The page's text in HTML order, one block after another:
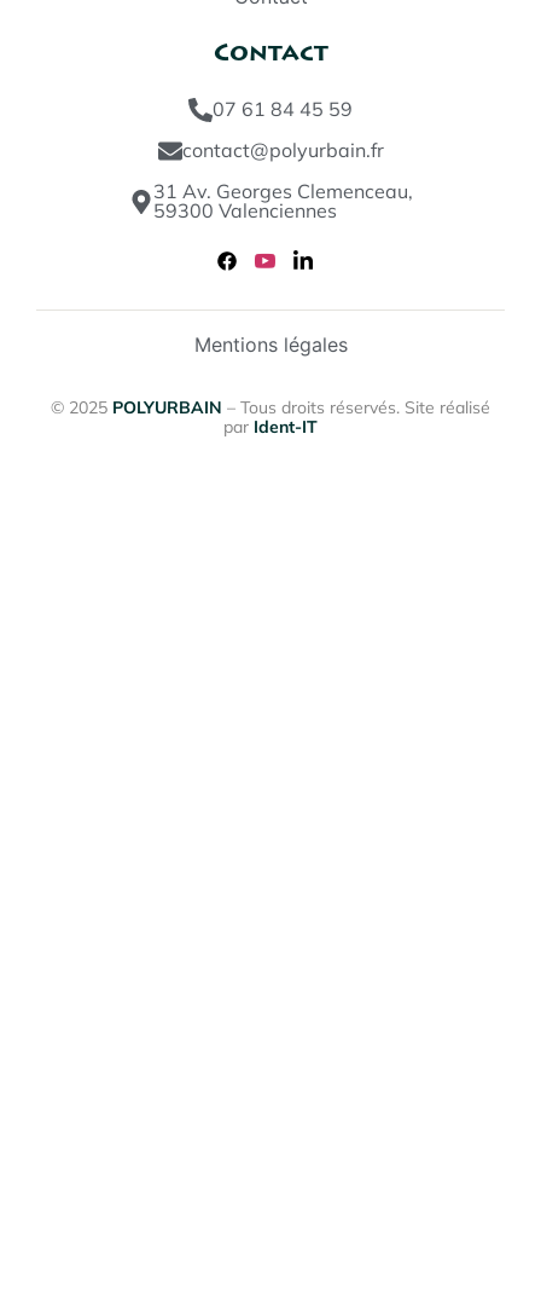
Contact
07 61 84 45 59
contact@polyurbain.fr
31 Av. Georges Clemenceau,
59300 Valenciennes
© 2025 POLYURBAIN – Tous droits réservés. Site réalisé
par Ident-IT
Mentions légales